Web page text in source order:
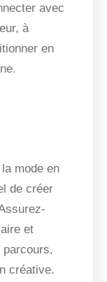
avec
à
en
mode en
de créer
et
créative.